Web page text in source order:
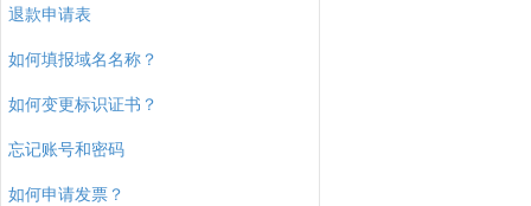
退款申请表
如何填报域名名称？
如何变更标识证书？
忘记账号和密码
如何申请发票？